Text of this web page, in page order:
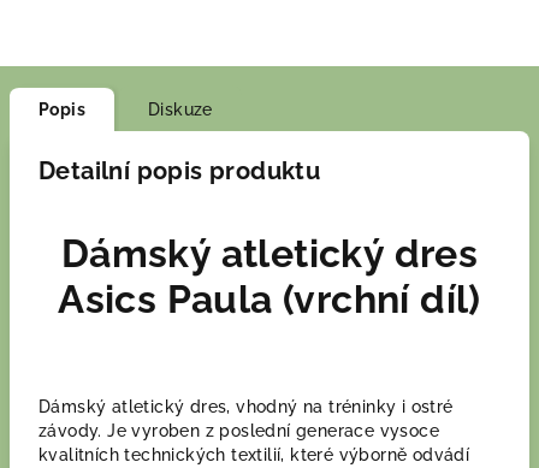
Popis Diskuze
Detailní popis produktu
Dámský atletický dres
Asics Paula (vrchní díl)
Dámský atletický dres, vhodný na tréninky i ostré
závody. Je vyroben z poslední generace vysoce
kvalitních technických textilií, které výborně odvádí